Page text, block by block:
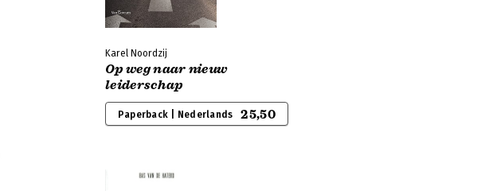
Karel Noordzij
Op weg naar nieuw
leiderschap
Paperback | Nederlands 25,50